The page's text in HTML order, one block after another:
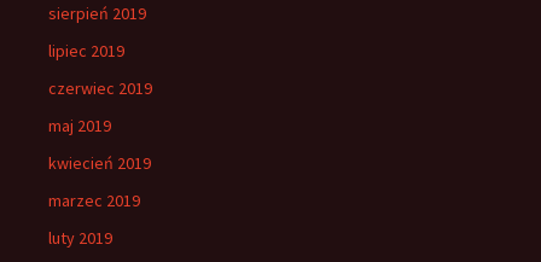
sierpień 2019
lipiec 2019
czerwiec 2019
maj 2019
kwiecień 2019
marzec 2019
luty 2019